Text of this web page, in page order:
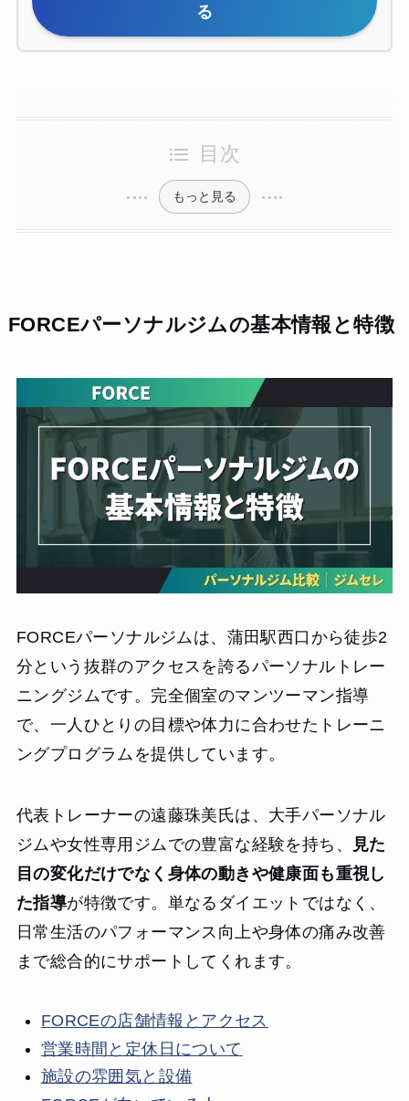
る
目次
もっと見る
FORCEパーソナルジムの基本情報と特徴
FORCEパーソナルジムは、蒲田駅西口から徒歩2
分という抜群のアクセスを誇るパーソナルトレー
ニングジムです。完全個室のマンツーマン指導
で、一人ひとりの目標や体力に合わせたトレーニ
ングプログラムを提供しています。
代表トレーナーの遠藤珠美氏は、大手パーソナル
ジムや女性専用ジムでの豊富な経験を持ち、
見た
目の変化だけでなく身体の動きや健康面も重視し
た指導が特徴です。単なるダイエットではなく、
日常生活のパフォーマンス向上や身体の痛み改善
まで総合的にサポートしてくれます。
FORCEの店舗情報とアクセス
営業時間と定休日について
施設の雰囲気と設備